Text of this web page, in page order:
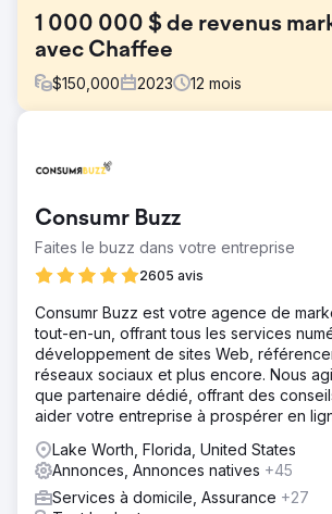
1 000 000 $ de revenus
avec Chaffee
$150,000 2023 12 mois
Le président Peter Chaffee a été
décision cruciale en 2022 : embaucher
agence de marketing numérique à
les aider à développer leur entreprise
marchés.
Les efforts d'Estes Media comprenaient :
contenu mensuel, notamment des blogs,
des études de cas. ● Campagnes de
publicité sociale. ● Développement et
publications hebdomadaires sur les
Créer et distribuer des e-mails marketing
Résultat
PLUS DE 1 MILLION DE DOLLARS DE
SUPPLÉMENTAIRES
Consumr Buzz
Faites le buzz dans votre entreprise
2605 avis
Consumr Buzz est votre agence de
tout-en-un, offrant tous les services
développement de sites Web,
réseaux sociaux et plus encore. Nous
que partenaire dédié, offrant des
aider votre entreprise à prospérer en
Lake Worth, Florida, United States
Annonces, Annonces natives +45
Services à domicile, Assurance +27